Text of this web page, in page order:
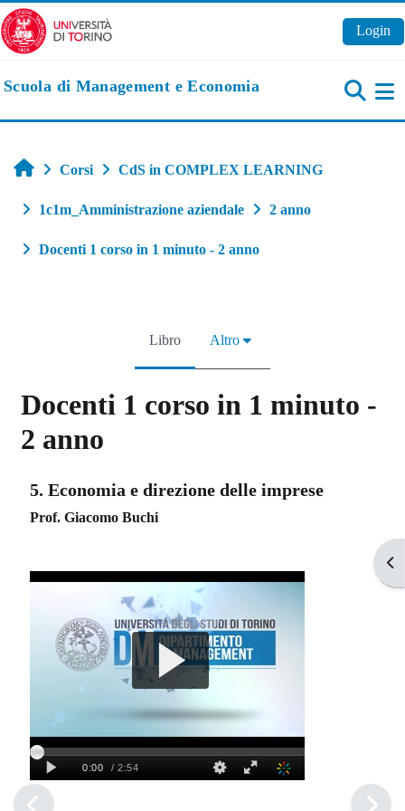
Vai al contenuto principale
Login
Scuola di Management e Economia
Home
Corsi CdS in COMPLEX LEARNING
1c1m_Amministrazione aziendale 2 anno
Docenti 1 corso in 1 minuto - 2 anno
Libro Altro
Docenti 1 corso in 1 minuto -
2 anno
5. Economia e direzione delle imprese
Prof. Giacomo Buchi